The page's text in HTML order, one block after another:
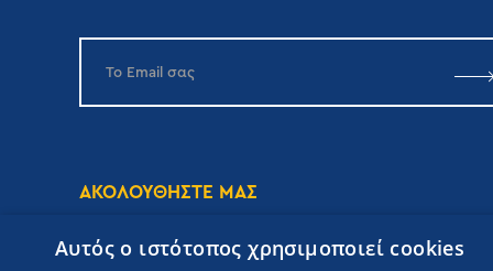
ΑΚΟΛΟΥΘΗΣΤΕ ΜΑΣ
Αυτός ο ιστότοπος χρησιμοποιεί cookies